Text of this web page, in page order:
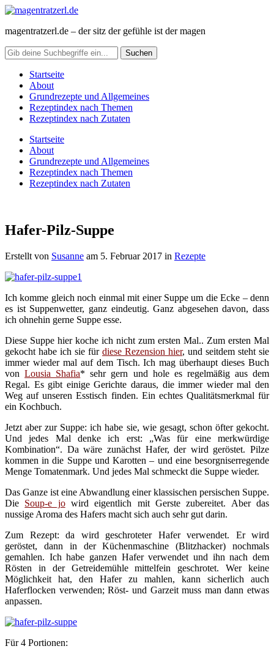
magentratzerl.de – der sitz der gefühle ist der magen
Startseite
About
Grundrezepte und Allgemeines
Rezeptindex nach Themen
Rezeptindex nach Zutaten
Startseite
About
Grundrezepte und Allgemeines
Rezeptindex nach Themen
Rezeptindex nach Zutaten
Hafer-Pilz-Suppe
Erstellt von Susanne am 5. Februar 2017 in Rezepte
Ich komme gleich noch einmal mit einer Suppe um die Ecke – denn
es ist Suppenwetter, ganz eindeutig. Ganz abgesehen davon, dass
ich ohnehin gerne Suppe esse.
Diese Suppe hier koche ich nicht zum ersten Mal.. Zum ersten Mal
gekocht habe ich sie für diese Rezension hier, und seitdem steht sie
immer wieder mal auf dem Tisch. Ich mag überhaupt dieses Buch
vonLousia Shafia* sehr gern und hole es regelmäßig aus dem
Regal. Es gibt einige Gerichte daraus, die immer wieder mal den
Weg auf unseren Esstisch finden. Ein echtes Qualitätsmerkmal für
ein Kochbuch.
Jetzt aber zur Suppe: ich habe sie, wie gesagt, schon öfter gekocht.
Und jedes Mal denke ich erst: „Was für eine merkwürdige
Kombination“. Da wäre zunächst Hafer, der wird geröstet. Pilze
kommen in die Suppe und Karotten – und eine besorgniserregende
Menge Tomatenmark. Und jedes Mal schmeckt die Suppe wieder.
Das Ganze ist eine Abwandlung einer klassischen persischen Suppe.
Die Soup-e jowird eigentlich mit Gerste zubereitet. Aber das
nussige Aroma des Hafers macht sich auch sehr gut darin.
Zum Rezept: da wird geschroteter Hafer verwendet. Er wird
geröstet, dann in der Küchenmaschine (Blitzhacker) nochmals
gemahlen. Ich habe ganzen Hafer verwendet und ihn nach dem
Rösten in der Getreidemühle mittelfein geschrotet. Wer keine
Möglichkeit hat, den Hafer zu mahlen, kann sicherlich auch
Haferflocken verwenden; Röst- und Garzeit muss man dann etwas
anpassen.
Für 4 Portionen: